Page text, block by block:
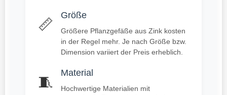
📏
Größe
Größere Pflanzgefäße aus Zink kosten
in der Regel mehr. Je nach Größe bzw.
Dimension variiert der Preis erheblich.
🧵
Material
Hochwertige Materialien mit